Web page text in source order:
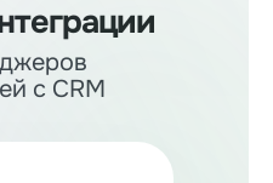
с CRM